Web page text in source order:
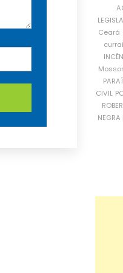
Ceará
CIVIL
NEGRA